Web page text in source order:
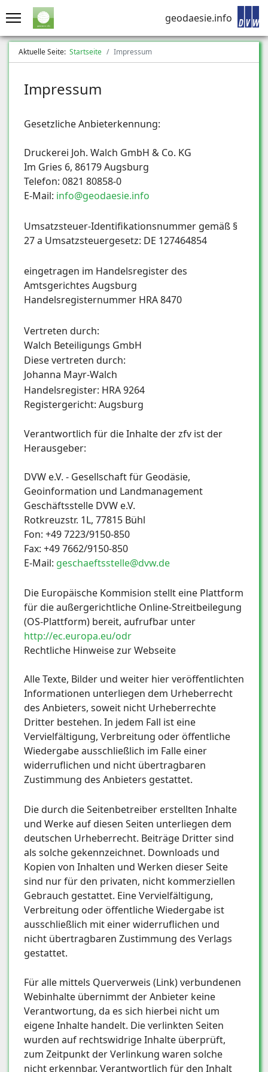
geodaesie.info
Aktuelle Seite: Startseite Impressum
Impressum
Gesetzliche Anbieterkennung:
Druckerei Joh. Walch GmbH & Co. KG
Im Gries 6, 86179 Augsburg
Telefon: 0821 80858-0
E-Mail: info@geodaesie.info
Umsatzsteuer-Identifikationsnummer gemäß §
27 a Umsatzsteuergesetz: DE 127464854
eingetragen im Handelsregister des
Amtsgerichtes Augsburg
Handelsregisternummer HRA 8470
Vertreten durch:
Walch Beteiligungs GmbH
Diese vertreten durch:
Johanna Mayr-Walch
Handelsregister: HRA 9264
Registergericht: Augsburg
Verantwortlich für die Inhalte der zfv ist der
Herausgeber:
DVW e.V. - Gesellschaft für Geodäsie,
Geoinformation und Landmanagement
Geschäftsstelle DVW e.V.
Rotkreuzstr. 1L, 77815 Bühl
Fon: +49 7223/9150-850
Fax: +49 7662/9150-850
E-Mail: geschaeftsstelle@dvw.de
Die Europäische Kommision stellt eine Plattform
für die außergerichtliche Online-Streitbeilegung
(OS-Plattform) bereit, aufrufbar unter
http://ec.europa.eu/odr
Rechtliche Hinweise zur Webseite
Alle Texte, Bilder und weiter hier veröffentlichten
Informationen unterliegen dem Urheberrecht
des Anbieters, soweit nicht Urheberrechte
Dritter bestehen. In jedem Fall ist eine
Vervielfältigung, Verbreitung oder öffentliche
Wiedergabe ausschließlich im Falle einer
widerruflichen und nicht übertragbaren
Zustimmung des Anbieters gestattet.
Die durch die Seitenbetreiber erstellten Inhalte
und Werke auf diesen Seiten unterliegen dem
deutschen Urheberrecht. Beiträge Dritter sind
als solche gekennzeichnet. Downloads und
Kopien von Inhalten und Werken dieser Seite
sind nur für den privaten, nicht kommerziellen
Gebrauch gestattet. Eine Vervielfältigung,
Verbreitung oder öffentliche Wiedergabe ist
ausschließlich mit einer widerruflichen und
nicht übertragbaren Zustimmung des Verlags
gestattet.
Für alle mittels Querverweis (Link) verbundenen
Webinhalte übernimmt der Anbieter keine
Verantwortung, da es sich hierbei nicht um
eigene Inhalte handelt. Die verlinkten Seiten
wurden auf rechtswidrige Inhalte überprüft,
zum Zeitpunkt der Verlinkung waren solche
nicht erkennbar. Verantwortlich für den Inhalt